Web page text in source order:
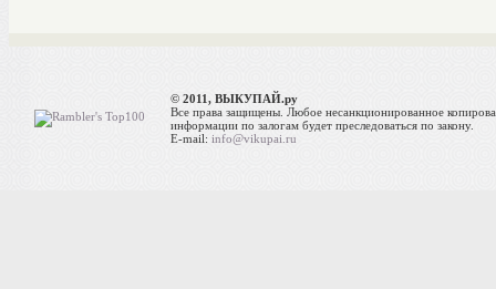
© 2011, ВЫКУПАЙ.ру
Все права защищены. Любое несанкционированное
информации по залогам будет преследоваться по закону.
E-mail:info@vikupai.ru